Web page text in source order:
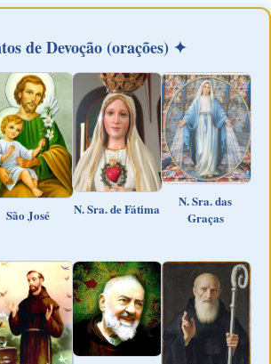
de Devoção (orações) ✦
São José N. Sra. de Fátima
N. Sra. das
Graças